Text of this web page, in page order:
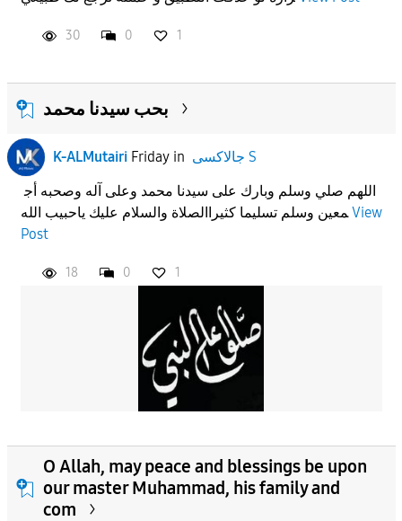
30 0 1
بحب سيدنا محمد
K-ALMutairi Fridayin
جالاكسى S
اللهم صلي وسلم وبارك على سيدنا محمد وعلى آله وصحبه أج
معين وسلم تسليما كثيراالصلاة والسلام عليك ياحبيب اللهView
Post
18 0 1
O Allah, may peace and blessings be upon
our master Muhammad, his family and
com